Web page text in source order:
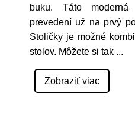
buku. Táto
prevedení už na prvý
Stoličky je možné
stolov. Môžete si tak ...
Zobraziť viac